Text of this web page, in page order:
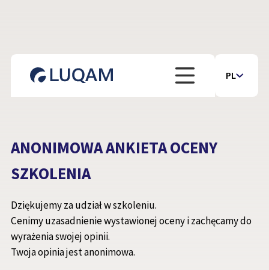
PL
ANONIMOWA ANKIETA OCENY
SZKOLENIA
Dziękujemy za udział w szkoleniu.
Cenimy uzasadnienie wystawionej oceny i zachęcamy do
wyrażenia swojej opinii.
Twoja opinia jest anonimowa.